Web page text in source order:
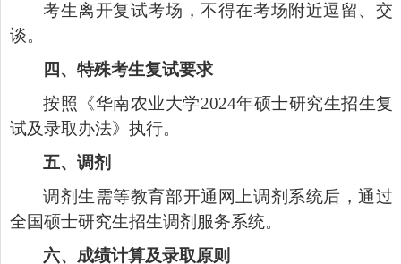
考生离开复试考场，不得在考场附近逗留、交
谈。
四、特殊考生复试要求
按照《华南农业大学2024年硕士研究生招生复
试及录取办法》执行。
五、调剂
调剂生需等教育部开通网上调剂系统后，通过
全国硕士研究生招生调剂服务系统。
六、成绩计算及录取原则